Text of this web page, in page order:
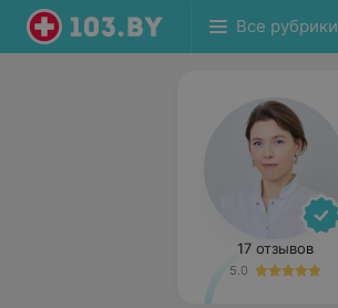
Все рубрики
17 отзывов
5.0